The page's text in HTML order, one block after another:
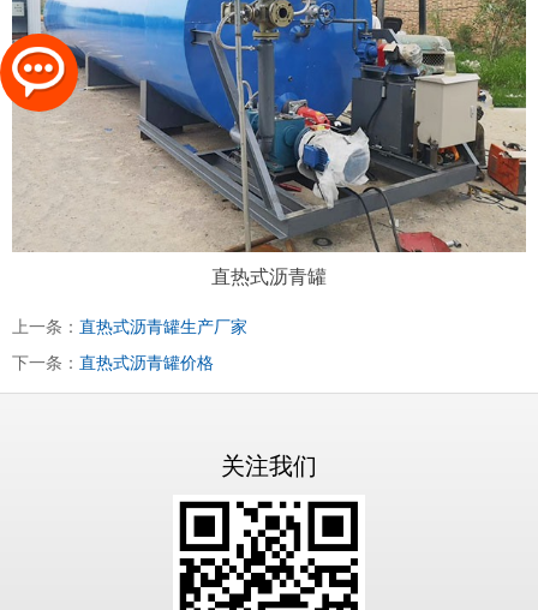
直热式沥青罐
上一条： 直热式沥青罐生产厂家
下一条： 直热式沥青罐价格
关注我们